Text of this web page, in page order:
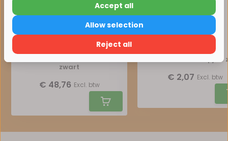
zwart
€ 48,76 Excl. btw
1-FASE rail eindkapje -
€ 2,07 Excl. btw
15% korting
Verder winkelen
Reject all
Allow selection
Accept all